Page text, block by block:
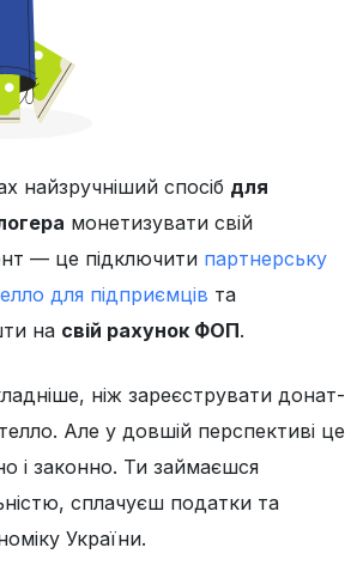
найзручніший спосіб для
монетизувати свій
— це підключити партнерську
для підприємців та
на свій рахунок ФОП.
ніж зареєструвати донат-
Але у довшій перспективі це
і законно. Ти займаєшся
сплачуєш податки та
України.